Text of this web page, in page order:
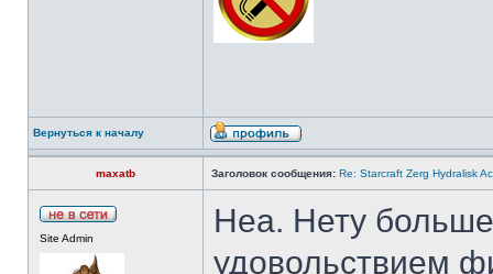
Вернуться к началу
maxatb Заголовок сообщения: Re: Starcraft Zerg Hydralisk
Site Admin
Неа. Нету
удовольствием